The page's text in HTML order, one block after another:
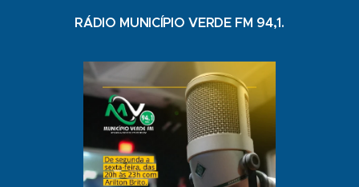
RÁDIO MUNICÍPIO VERDE FM 94,1.